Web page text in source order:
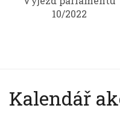
10/2022
Kalendář